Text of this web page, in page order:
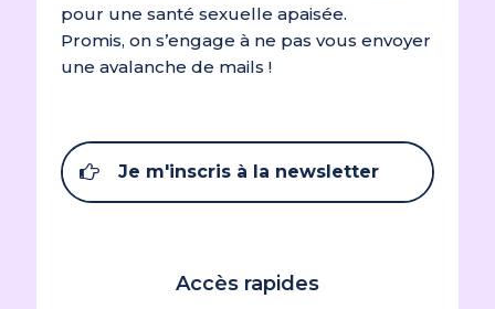
pour une santé sexuelle apaisée.
Promis, on s’engage à ne pas vous envoyer
une avalanche de mails !
Je m'inscris à la newsletter
Accès rapides